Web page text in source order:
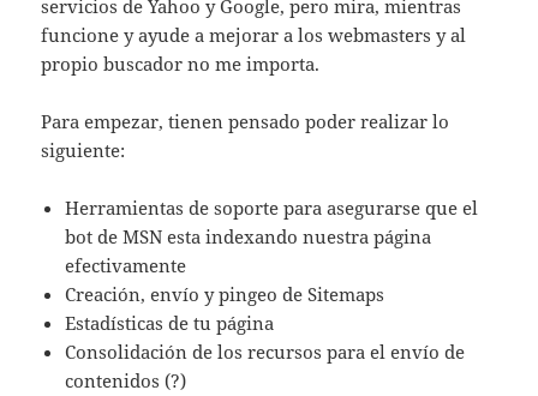
servicios de Yahoo y Google, pero mira, mientras
funcione y ayude a mejorar a los webmasters y al
propio buscador no me importa.
Para empezar, tienen pensado poder realizar lo
siguiente:
Herramientas de soporte para asegurarse que el
bot de MSN esta indexando nuestra página
efectivamente
Creación, envío y pingeo de Sitemaps
Estadísticas de tu página
Consolidación de los recursos para el envío de
contenidos (?)